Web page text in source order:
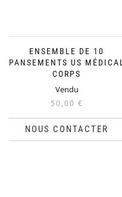
ENSEMBLE DE 10
PANSEMENTS US MÉDICAL
CORPS
Vendu
50,00 €
NOUS CONTACTER